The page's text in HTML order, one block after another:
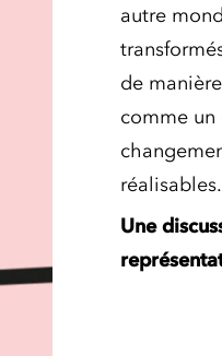
autre
de
comme
réalisables.
Une